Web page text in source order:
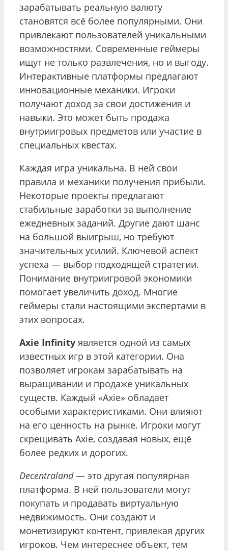
зарабатывать реальную валюту
становятся всё более популярными. Они
привлекают пользователей уникальными
возможностями. Современные геймеры
ищут не только развлечения, но и выгоду.
Интерактивные платформы предлагают
инновационные механики. Игроки
получают доход за свои достижения и
навыки. Это может быть продажа
внутриигровых предметов или участие в
специальных квестах.
Каждая игра уникальна. В ней свои
правила и механики получения прибыли.
Некоторые проекты предлагают
стабильные заработки за выполнение
ежедневных заданий. Другие дают шанс
на большой выигрыш, но требуют
значительных усилий. Ключевой аспект
успеха — выбор подходящей стратегии.
Понимание внутриигровой экономики
помогает увеличить доход. Многие
геймеры стали настоящими экспертами в
этих вопросах.
Axie Infinity является одной из самых
известных игр в этой категории. Она
позволяет игрокам зарабатывать на
выращивании и продаже уникальных
существ. Каждый «Axie» обладает
особыми характеристиками. Они влияют
на его ценность на рынке. Игроки могут
скрещивать Axie, создавая новых, ещё
более редких и дорогих.
Decentraland— это другая популярная
платформа. В ней пользователи могут
покупать и продавать виртуальную
недвижимость. Они создают и
монетизируют контент, привлекая других
игроков. Чем интереснее объект, тем